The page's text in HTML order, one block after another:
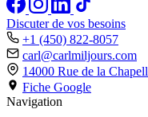
Discuter de vos besoins
+1 (450) 822-8057
carl@carlmiljours.com
14000 Rue de la
Fiche Google
Navigation